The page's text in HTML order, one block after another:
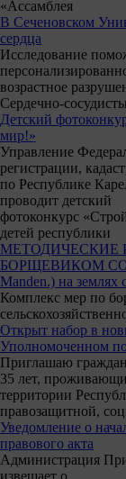
«Ассамблея
В Сеченовском
сердца
Исследование
возрастное
Сердечно-
Детский
мир!»
Управление
регистрации,
по Республике
проводит детский
фотоконкурс
детей республики
МЕТОДИЧЕСКИЕ
БОРЩЕВИКОМ
Manden.) на землях
Комплекс мер по
Открыт набор в
Уполномоченном
Приглашаю
35 лет,
территории
правозащитной,
Уведомление о
правового акта
Администрация
извещает о